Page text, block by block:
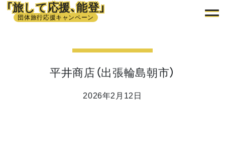
「旅して応援、能登」
団体旅行応援キャンペーン
平井商店（出張輪島朝市）
2026年2月12日